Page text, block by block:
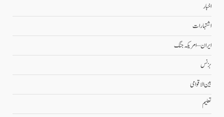
اخبار
اشتہارات
ایران – امریکہ جنگ
بزنس
بین الاقوامی
تعلیم